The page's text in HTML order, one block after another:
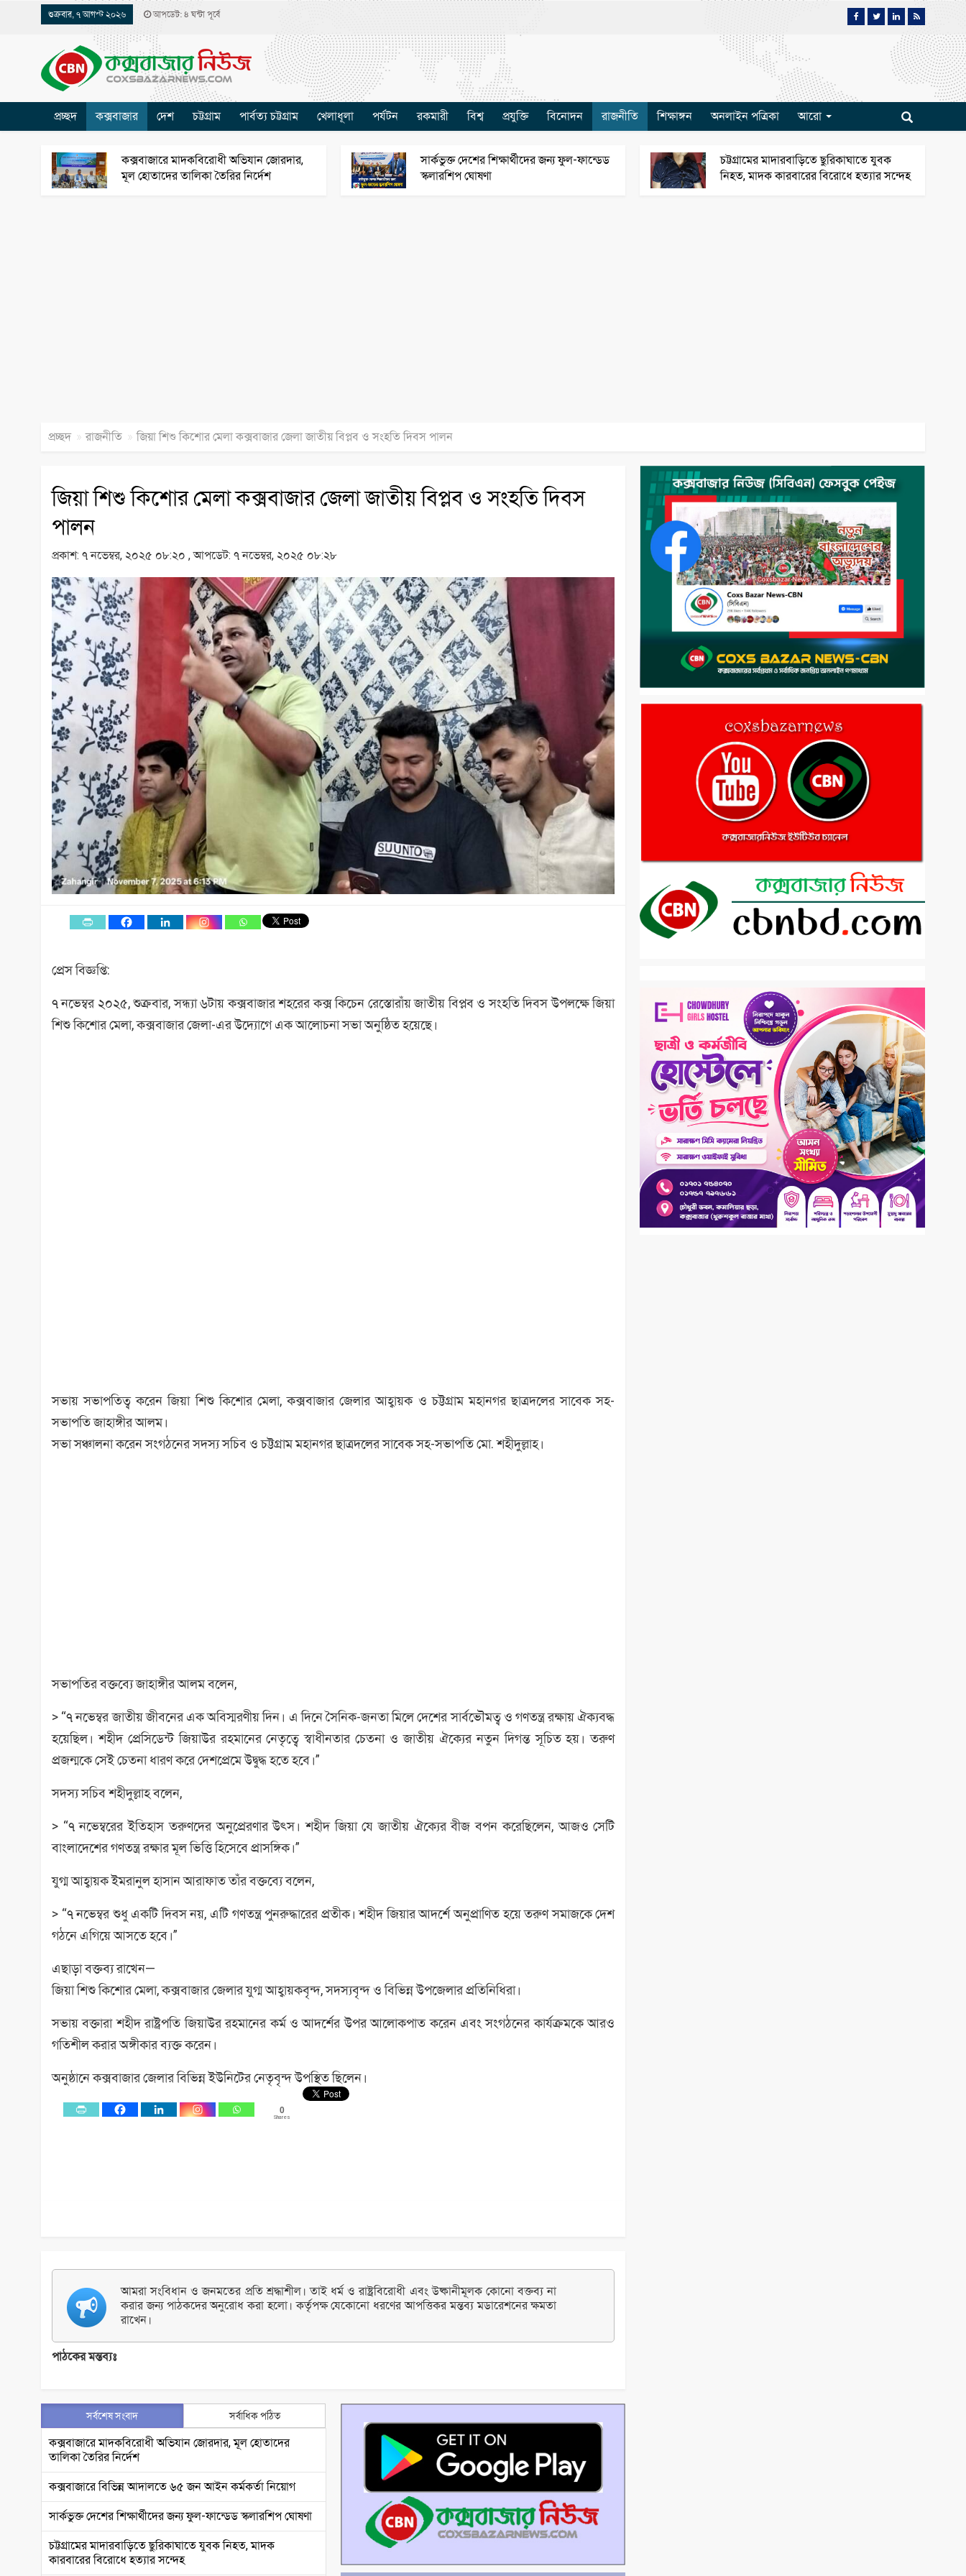
শুক্রবার, ৭ আগস্ট ২০২৬ আপডেট: ৪ ঘন্টা পূর্বে
প্রচ্ছদ কক্সবাজার দেশ চট্টগ্রাম পার্বত্য চট্টগ্রাম খেলাধূলা পর্যটন রকমারী বিশ্ব প্রযুক্তি বিনোদন রাজনীতি শিক্ষাঙ্গন অনলাইন পত্রিকা আরো
কক্সবাজারে মাদকবিরোধী অভিযান জোরদার,
মূল হোতাদের তালিকা তৈরির নির্দেশ
সার্কভুক্ত দেশের শিক্ষার্থীদের জন্য ফুল-ফান্ডেড
স্কলারশিপ ঘোষণা
চট্টগ্রামের মাদারবাড়িতে ছুরিকাঘাতে যুবক
নিহত, মাদক কারবারের বিরোধে হত্যার সন্দেহ
প্রচ্ছদ » রাজনীতি » জিয়া শিশু কিশোর মেলা কক্সবাজার জেলা জাতীয় বিপ্লব ও সংহতি দিবস পালন
জিয়া শিশু কিশোর মেলা কক্সবাজার জেলা জাতীয় বিপ্লব ও সংহতি দিবস
পালন
প্রকাশ: ৭ নভেম্বর, ২০২৫ ০৮:২০ ,আপডেট: ৭ নভেম্বর, ২০২৫ ০৮:২৮
প্রেস বিজ্ঞপ্তি:
৭ নভেম্বর ২০২৫, শুক্রবার, সন্ধ্যা ৬টায় কক্সবাজার শহরের কক্স কিচেন রেস্তোরাঁয় জাতীয় বিপ্লব ও সংহতি দিবস উপলক্ষে জিয়া
শিশু কিশোর মেলা, কক্সবাজার জেলা-এর উদ্যোগে এক আলোচনা সভা অনুষ্ঠিত হয়েছে।
সভায় সভাপতিত্ব করেন জিয়া শিশু কিশোর মেলা, কক্সবাজার জেলার আহ্বায়ক ও চট্টগ্রাম মহানগর ছাত্রদলের সাবেক সহ-
সভাপতি জাহাঙ্গীর আলম।
সভা সঞ্চালনা করেন সংগঠনের সদস্য সচিব ও চট্টগ্রাম মহানগর ছাত্রদলের সাবেক সহ-সভাপতি মো. শহীদুল্লাহ।
সভাপতির বক্তব্যে জাহাঙ্গীর আলম বলেন,
> “৭ নভেম্বর জাতীয় জীবনের এক অবিস্মরণীয় দিন। এ দিনে সৈনিক-জনতা মিলে দেশের সার্বভৌমত্ব ও গণতন্ত্র রক্ষায় ঐক্যবদ্ধ
হয়েছিল। শহীদ প্রেসিডেন্ট জিয়াউর রহমানের নেতৃত্বে স্বাধীনতার চেতনা ও জাতীয় ঐক্যের নতুন দিগন্ত সূচিত হয়। তরুণ
প্রজন্মকে সেই চেতনা ধারণ করে দেশপ্রেমে উদ্বুদ্ধ হতে হবে।”
সদস্য সচিব শহীদুল্লাহ বলেন,
> “৭ নভেম্বরের ইতিহাস তরুণদের অনুপ্রেরণার উৎস। শহীদ জিয়া যে জাতীয় ঐক্যের বীজ বপন করেছিলেন, আজও সেটি
বাংলাদেশের গণতন্ত্র রক্ষার মূল ভিত্তি হিসেবে প্রাসঙ্গিক।”
যুগ্ম আহ্বায়ক ইমরানুল হাসান আরাফাত তাঁর বক্তব্যে বলেন,
> “৭ নভেম্বর শুধু একটি দিবস নয়, এটি গণতন্ত্র পুনরুদ্ধারের প্রতীক। শহীদ জিয়ার আদর্শে অনুপ্রাণিত হয়ে তরুণ সমাজকে দেশ
গঠনে এগিয়ে আসতে হবে।”
এছাড়া বক্তব্য রাখেন—
জিয়া শিশু কিশোর মেলা, কক্সবাজার জেলার যুগ্ম আহ্বায়কবৃন্দ, সদস্যবৃন্দ ও বিভিন্ন উপজেলার প্রতিনিধিরা।
সভায় বক্তারা শহীদ রাষ্ট্রপতি জিয়াউর রহমানের কর্ম ও আদর্শের উপর আলোকপাত করেন এবং সংগঠনের কার্যক্রমকে আরও
গতিশীল করার অঙ্গীকার ব্যক্ত করেন।
অনুষ্ঠানে কক্সবাজার জেলার বিভিন্ন ইউনিটের নেতৃবৃন্দ উপস্থিত ছিলেন।
0
Shares
আমরা সংবিধান ও জনমতের প্রতি শ্রদ্ধাশীল। তাই ধর্ম ও রাষ্ট্রবিরোধী এবং উষ্কানীমূলক কোনো বক্তব্য না
করার জন্য পাঠকদের অনুরোধ করা হলো। কর্তৃপক্ষ যেকোনো ধরণের আপত্তিকর মন্তব্য মডারেশনের ক্ষমতা
রাখেন।
পাঠকের মন্তব্যঃ
সর্বশেষ সংবাদ সর্বাধিক পঠিত
কক্সবাজারে মাদকবিরোধী অভিযান জোরদার, মূল হোতাদের
তালিকা তৈরির নির্দেশ
কক্সবাজারে বিভিন্ন আদালতে ৬৫ জন আইন কর্মকর্তা নিয়োগ
সার্কভুক্ত দেশের শিক্ষার্থীদের জন্য ফুল-ফান্ডেড স্কলারশিপ ঘোষণা
চট্টগ্রামের মাদারবাড়িতে ছুরিকাঘাতে যুবক নিহত, মাদক
কারবারের বিরোধে হত্যার সন্দেহ